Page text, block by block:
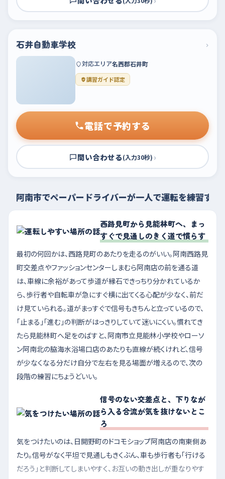
石井自動車学校 ›
対応エリア名西郡石井町
講習ガイド認定
電話で予約する
問い合わせる(入力30秒) ›
阿南市でペーパードライバーが一人で運転を練習する
西路見町から見能林町へ、まっ
すぐで見通しのきく道で慣らす
最初の何回かは、西路見町のあたりを走るのがいい。阿南西路見
町交差点やファッションセンターしまむら阿南店の前を通る道
は、車線に余裕があって歩道が縁石できっちり分かれているか
ら、歩行者や自転車が急にすぐ横に出てくる心配が少なく、前だ
け見ていられる。道がまっすぐで信号もきちんと立っているので、
「止まる」「進む」の判断がはっきりしていて迷いにくい。慣れてき
たら見能林町へ足をのばすと、阿南市立見能林小学校やローソ
ン阿南北の脇海水浴場口店のあたりも直線が続くけれど、信号
が少なくなる分だけ自分で左右を見る場面が増えるので、次の
段階の練習にちょうどいい。
信号のない交差点と、下りなが
ら入る合流が気を抜けないとこ
ろ
気をつけたいのは、日開野町のドコモショップ阿南店の南東側あ
たり。信号がなく平坦で見通しもきくぶん、車も歩行者も「行ける
だろう」と判断してしまいやすく、お互いの動き出しが重なりやす